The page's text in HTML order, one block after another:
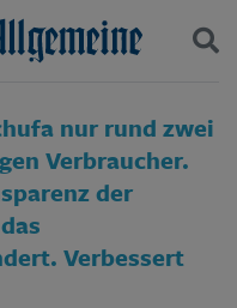
nur rund zwei
Verbraucher.
der
Verbessert